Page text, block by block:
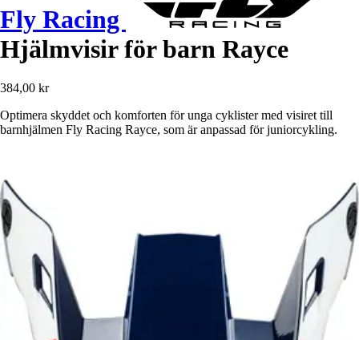
Fly Racing
Hjälmvisir för barn Rayce
384,00 kr
Optimera skyddet och komforten för unga cyklister med visiret till
barnhjälmen Fly Racing Rayce, som är anpassad för juniorcykling.